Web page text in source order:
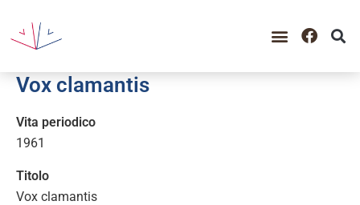
Vox clamantis
Vita periodico
1961
Titolo
Vox clamantis